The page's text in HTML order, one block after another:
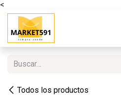
<
Ir al contenido
Todos los productos